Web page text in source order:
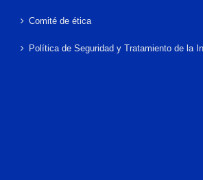
Comité de ética
Política de Seguridad y Tratamiento de la